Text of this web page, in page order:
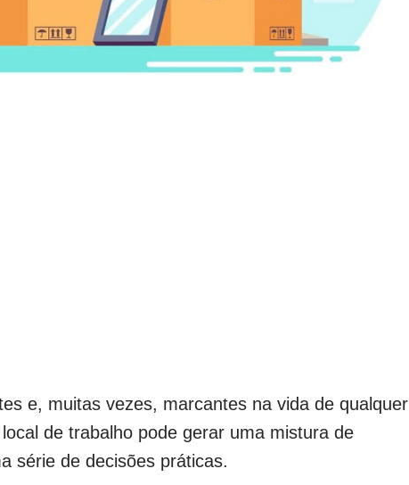
e, muitas vezes, marcantes na vida de qualquer
de trabalho pode gerar uma mistura de
série de decisões práticas.